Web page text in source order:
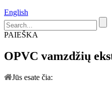
English
PAIEŠKA
OPVC vamzdžių
Jūs esate čia: